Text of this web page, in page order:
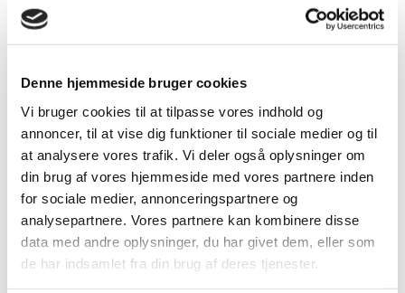
Denne hjemmeside bruger cookies
Vi bruger cookies til at tilpasse vores indhold og
annoncer, til at vise dig funktioner til sociale medier og til
at analysere vores trafik. Vi deler også oplysninger om
din brug af vores hjemmeside med vores partnere inden
for sociale medier, annonceringspartnere og
analysepartnere. Vores partnere kan kombinere disse
data med andre oplysninger, du har givet dem, eller som
de har indsamlet fra din brug af deres tjenester.
afhænger af de omgivelser, som enhederne
placeres i og den maksimale rækkevidde kan kun
opnås, hvis der er en god direkte forbindelse
Tekniske specifikationer:
Batteri: CR2430 Lithium knapcellebatteri
(inkluderet)
5 års batterilevetid
Leveres med en plade til montering på væg
Farve: hvid